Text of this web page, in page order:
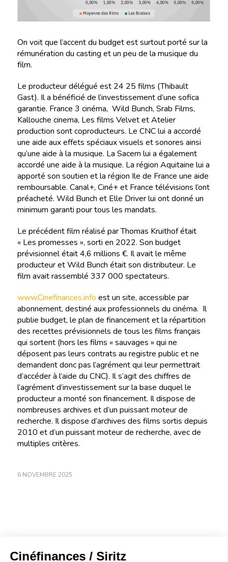
On voit que l’accent du budget est surtout porté sur la
rémunération du casting et un peu de la musique du
film.
Le producteur délégué est 24 25 films (Thibault
Gast). Il a bénéficié de l’investissement d’une sofica
garantie. France 3 cinéma, Wild Bunch, Srab Films,
Kallouche cinema, Les films Velvet et Atelier
production sont coproducteurs. Le CNC lui a accordé
une aide aux effets spéciaux visuels et sonores ainsi
qu’une aide à la musique. La Sacem lui a également
accordé une aide à la musique. La région Aquitaine lui a
apporté son soutien et la région Ile de France une aide
remboursable. Canal+, Ciné+ et France télévisions l’ont
préacheté. Wild Bunch et Elle Driver lui ont donné un
minimum garanti pour tous les mandats.
Le précédent film réalisé par Thomas Kruithof était
« Les promesses », sorti en 2022. Son budget
prévisionnel était 4,6 millions €. Il avait le même
producteur et Wild Bunch était son distributeur. Le
film avait rassemblé 337 000 spectateurs.
www.Cinefinances.info est un site, accessible par
abonnement, destiné aux professionnels du cinéma. Il
publie budget, le plan de financement et la répartition
des recettes prévisionnels de tous les films français
qui sortent (hors les films « sauvages » qui ne
déposent pas leurs contrats au registre public et ne
demandent donc pas l’agrément qui leur permettrait
d’accéder à l’aide du CNC). Il s’agit des chiffres de
l’agrément d’investissement sur la base duquel le
producteur a monté son financement. Il dispose de
nombreuses archives et d’un puissant moteur de
recherche. Il dispose d’archives des films sortis depuis
2010 et d’un puissant moteur de recherche, avec de
multiples critères.
6 NOVEMBRE 2025